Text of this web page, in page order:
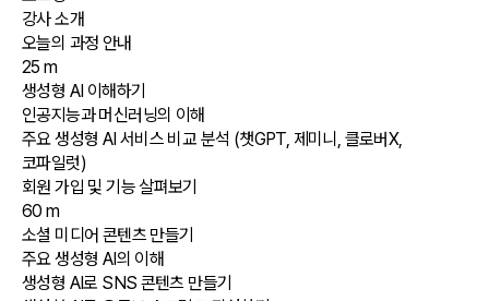
강사 소개
오늘의 과정 안내
25 m
생성형 AI 이해하기
인공지능과 머신러닝의 이해
주요 생성형 AI 서비스 비교 분석 (챗GPT, 제미니, 클로버X,
코파일럿)
회원 가입 및 기능 살펴보기
60 m
소셜 미디어 콘텐츠 만들기
주요 생성형 AI의 이해
생성형 AI로 SNS 콘텐츠 만들기